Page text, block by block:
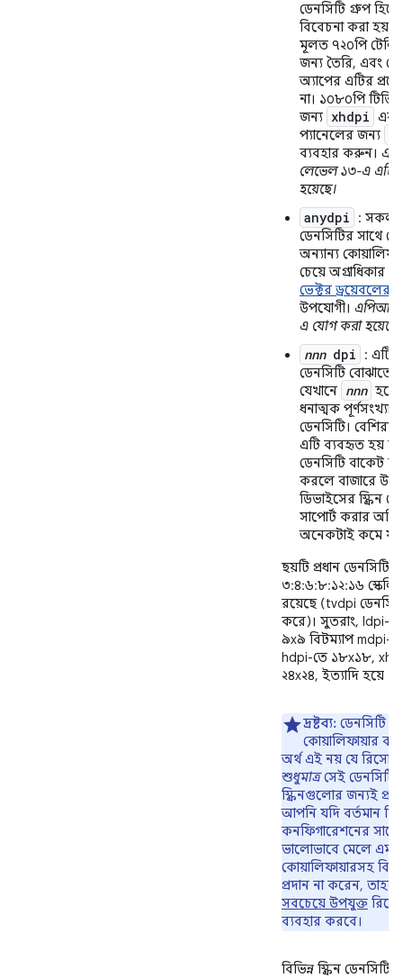
ডেনসিটি গ্রুপ
বিবেচনা করা হয়
মূলত ৭২০পি
জন্য তৈরি, এবং
অ্যাপের এটির
না। ১০৮০পি টিভি
জন্য xhdpi এবং
প্যানেলের জন্য
ব্যবহার করুন।
লেভেল ১৩-এ এটি
হয়েছে।
anydpi
: সকল
ডেনসিটির সাথে
অন্যান্য
চেয়ে অগ্রাধিকার
ভেক্টর ড্রয়েবলের
উপযোগী। এপিআই
এ যোগ করা হয়েছে।
nnndpi
: এটি
ডেনসিটি বোঝাতে
যেখানে nnn হলো
ধনাত্মক পূর্ণসংখ্যা
ডেনসিটি।
এটি ব্যবহৃত হয় না।
ডেনসিটি বাকেট
করলে বাজারে
ডিভাইসের স্ক্রিন
সাপোর্ট করার
অনেকটাই কমে
ছয়টি প্রধান ডেনসিটির
৩:৪:৬:৮:১২:১৬
রয়েছে (tvdpi
করে)। সুতরাং, ldpi-
৯x৯ বিটম্যাপ mdpi-
hdpi-তে ১৮x১৮,
২৪x২৪, ইত্যাদি হয়ে
দ্রষ্টব্য: ডেনসিটি
কোয়ালিফায়ার
অর্থ এই নয় যে
শুধুমাত্রসেই ডেনসিটির
স্ক্রিনগুলোর জন্যই
আপনি যদি বর্তমান
কনফিগারেশনের
ভালোভাবে মেলে এমন
কোয়ালিফায়ারসহ
প্রদান না করেন,
সবচেয়ে উপযুক্ত
ব্যবহার করবে।
বিভিন্ন স্ক্রিন ডেনসিটি